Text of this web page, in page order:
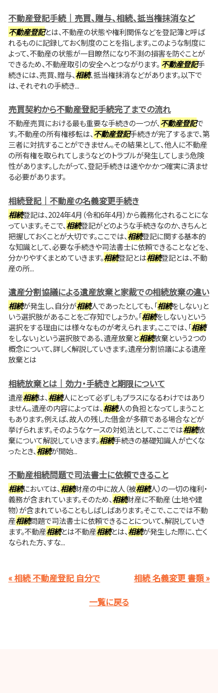
不動産登記手続｜売買、贈与、相続、抵当権抹消など
不動産登記とは、不動産の状態や権利関係などを登記簿と呼ば
れるものに記録しておく制度のことを指します。このような制度に
よって、不動産の状態が一目瞭然になり不測の損害を防ぐことが
できるため、不動産取引の安全へとつながります。 不動産登記手
続きには、売買、贈与、相続、抵当権抹消などがあります。以下で
は、それぞれの手続き...
売買契約から不動産登記手続完了までの流れ
不動産売買における最も重要な手続きの一つが、不動産登記で
す。不動産の所有権移転は、不動産登記手続きが完了するまで、第
三者に対抗することができません。その結果として、他人に不動産
の所有権を取られてしまうなどのトラブルが発生してしまう危険
性があります。したがって、登記手続きは速やかかつ確実に済ませ
る必要があります。
相続登記｜不動産の名義変更手続き
相続登記は、2024年4月（令和6年4月）から義務化されることにな
っています。そこで、相続登記がどのような手続きなのか、きちんと
把握しておくことが大切です。ここでは、相続登記に関する基本的
な知識として、必要な手続きや司法書士に依頼できることなどを、
分かりやすくまとめていきます。相続登記とは相続登記とは、不動
産の所...
遺産分割協議による遺産放棄と家裁での相続放棄の違い
相続が発生し、自分が相続人であったとしても、「相続をしない」と
いう選択肢があることをご存知でしょうか。「相続をしない」という
選択をする理由には様々なものが考えられます。ここでは、「相続
をしない」という選択肢である、遺産放棄と相続放棄という２つの
概念について、詳しく解説していきます。遺産分割協議による遺産
放棄とは
相続放棄とは｜効力・手続きと期限について
遺産相続は、相続人にとって必ずしもプラスになるわけではあり
ません。遺産の内容によっては、相続人の負担となってしまうこと
もあります。例えば、故人の残した借金が多額である場合などが
挙げられます。そのようなケースの対処法として、ここでは相続放
棄について解説していきます。相続手続きの基礎知識人が亡くな
ったとき、相続が開始...
不動産相続問題で司法書士に依頼できること
相続においては、相続財産の中に故人（被相続人）の一切の権利・
義務が含まれています。そのため、相続財産に不動産（土地や建
物）が含まれていることもしばしばあります。そこで、ここでは不動
産相続問題で司法書士に依頼できることについて、解説していき
ます。不動産相続とは不動産相続とは、相続が発生した際に、亡く
なられた方、すな...
« 相続 不動産登記 自分で
相続 名義変更 書類 »
一覧に戻る